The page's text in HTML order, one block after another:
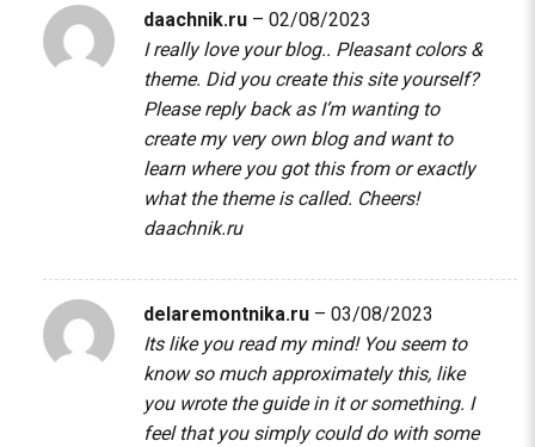
daachnik.ru – 02/08/2023
I really love your blog.. Pleasant colors &
theme. Did you create this site yourself?
Please reply back as I’m wanting to
create my very own blog and want to
learn where you got this from or exactly
what the theme is called. Cheers!
daachnik.ru
delaremontnika.ru – 03/08/2023
Its like you read my mind! You seem to
know so much approximately this, like
you wrote the guide in it or something. I
feel that you simply could do with some